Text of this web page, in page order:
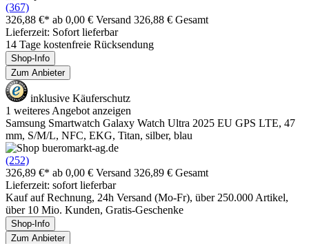
(367)
326,88 €* ab 0,00 € Versand 326,88 € Gesamt
Lieferzeit: Sofort lieferbar
14 Tage kostenfreie Rücksendung
Shop-Info
Zum Anbieter
inklusive Käuferschutz
1 weiteres Angebot anzeigen
Samsung Smartwatch Galaxy Watch Ultra 2025 EU GPS LTE, 47
mm, S/M/L, NFC, EKG, Titan, silber, blau
(252)
326,89 €* ab 0,00 € Versand 326,89 € Gesamt
Lieferzeit: sofort lieferbar
Kauf auf Rechnung, 24h Versand (Mo-Fr), über 250.000 Artikel,
über 10 Mio. Kunden, Gratis-Geschenke
Shop-Info
Zum Anbieter